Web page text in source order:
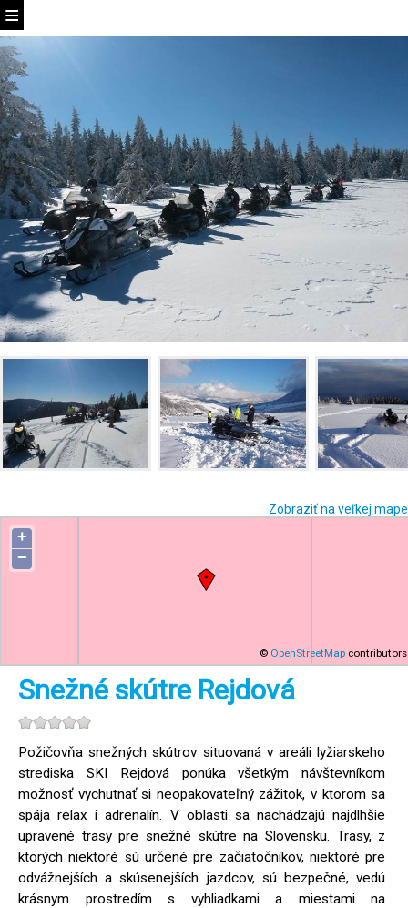
Zobraziť na veľkej mape
+
−
© OpenStreetMap contributors
Snežné skútre Rejdová
Požičovňa snežných skútrov situovaná v areáli lyžiarskeho
strediska SKI Rejdová ponúka všetkým návštevníkom
možnosť vychutnať si neopakovateľný zážitok, v ktorom sa
spája relax i adrenalín. V oblasti sa nachádzajú najdlhšie
upravené trasy pre snežné skútre na Slovensku. Trasy, z
ktorých niektoré sú určené pre začiatočníkov, niektoré pre
odvážnejších a skúsenejších jazdcov, sú bezpečné, vedú
krásnym prostredím s vyhliadkami a miestami na